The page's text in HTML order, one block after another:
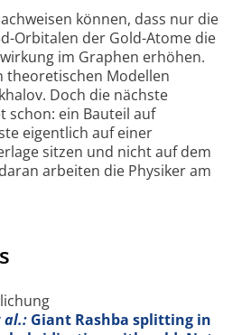
können, dass nur die
Orbitalen der Gold-Atome die
im Graphen erhöhen.
theoretischen Modellen
Doch die nächste
schon: ein Bauteil auf
eigentlich auf einer
sitzen und nicht auf dem
arbeiten die Physiker am
al.: Giant Rashba splitting in